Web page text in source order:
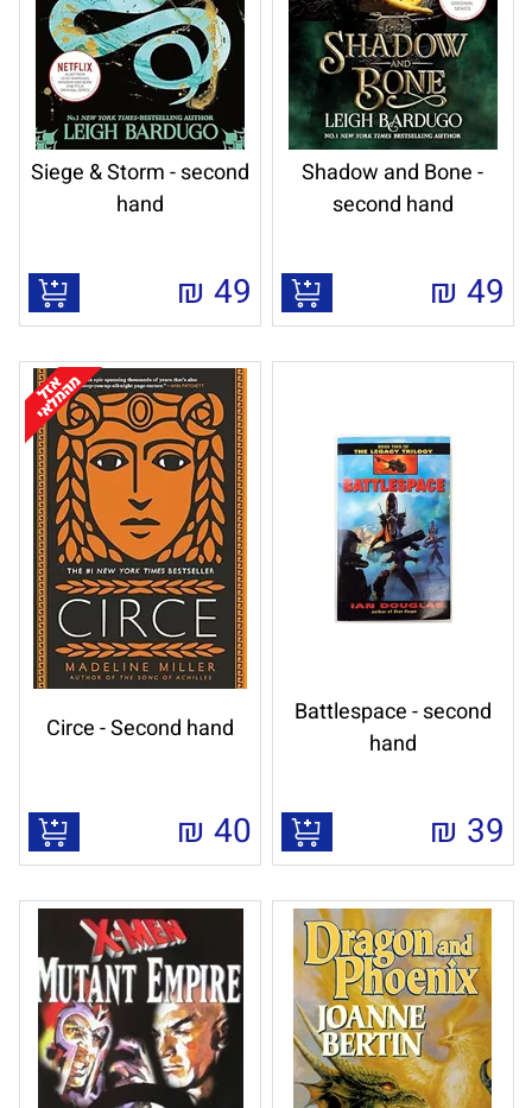
Shadow and Bone -
second hand
49
₪
Siege & Storm - second
hand
49
₪
Battlespace - second
hand
39
₪
Circe - Second hand
40
₪